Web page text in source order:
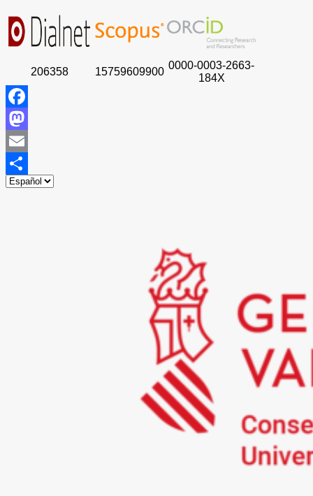
206358 15759609900
0000-0003-2663-
184X
Facebook
Mastodon
Email
Compartir